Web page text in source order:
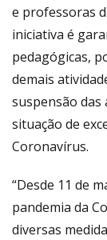
e professoras
iniciativa é
pedagógicas,
demais
suspensão das
situação de
Coronavírus.
“Desde 11 de
pandemia da
diversas